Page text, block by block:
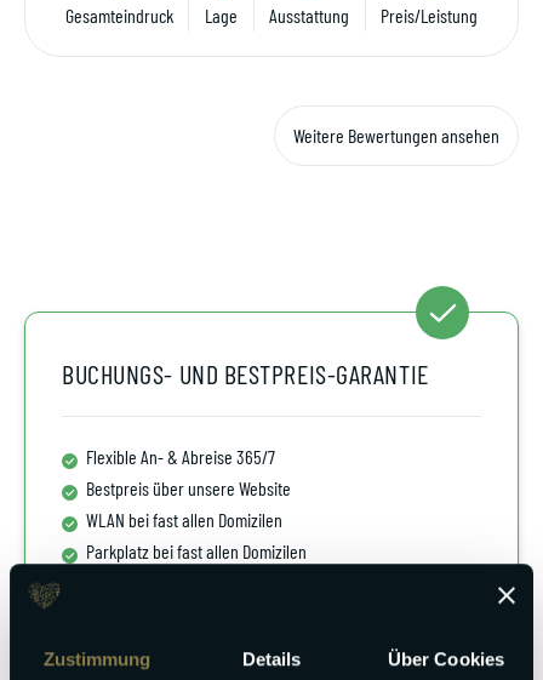
Zustimmung Details Über Cookies
Gesamteindruck Lage Ausstattung Preis/Leistung
Weitere Bewertungen ansehen
BUCHUNGS- UND BESTPREIS-GARANTIE
Flexible An- & Abreise 365/7
Bestpreis über unsere Website
WLAN bei fast allen Domizilen
Parkplatz bei fast allen Domizilen